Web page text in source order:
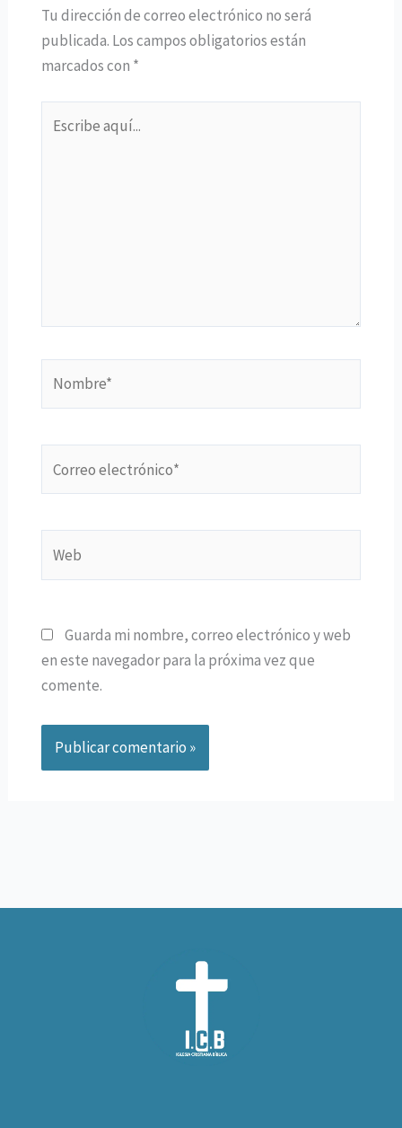
Tu dirección de correo electrónico no será
publicada. Los campos obligatorios están
marcados con *
electrónico*
Guarda mi nombre, correo electrónico y web
en este navegador para la próxima vez que
comente.